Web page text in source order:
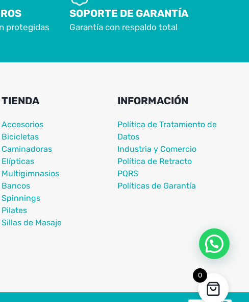
0
protegidas
SOPORTE DE GARANTÍA
Garantía con respaldo total
TIENDA
Accesorios
Bicicletas
Caminadoras
Elípticas
Multigimnasios
Bancos
Spinnings
Pilates
Sillas de Masaje
INFORMACIÓN
Política de Tratamiento de
Datos
Industria y Comercio
Política de Retracto
PQRS
Políticas de Garantía